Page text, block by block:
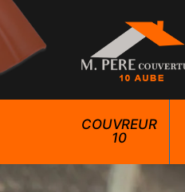
COUVREUR
10